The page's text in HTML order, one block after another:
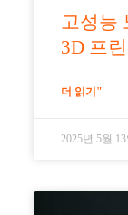
고성능
3D 프
더 읽기"
2025년 5월 13